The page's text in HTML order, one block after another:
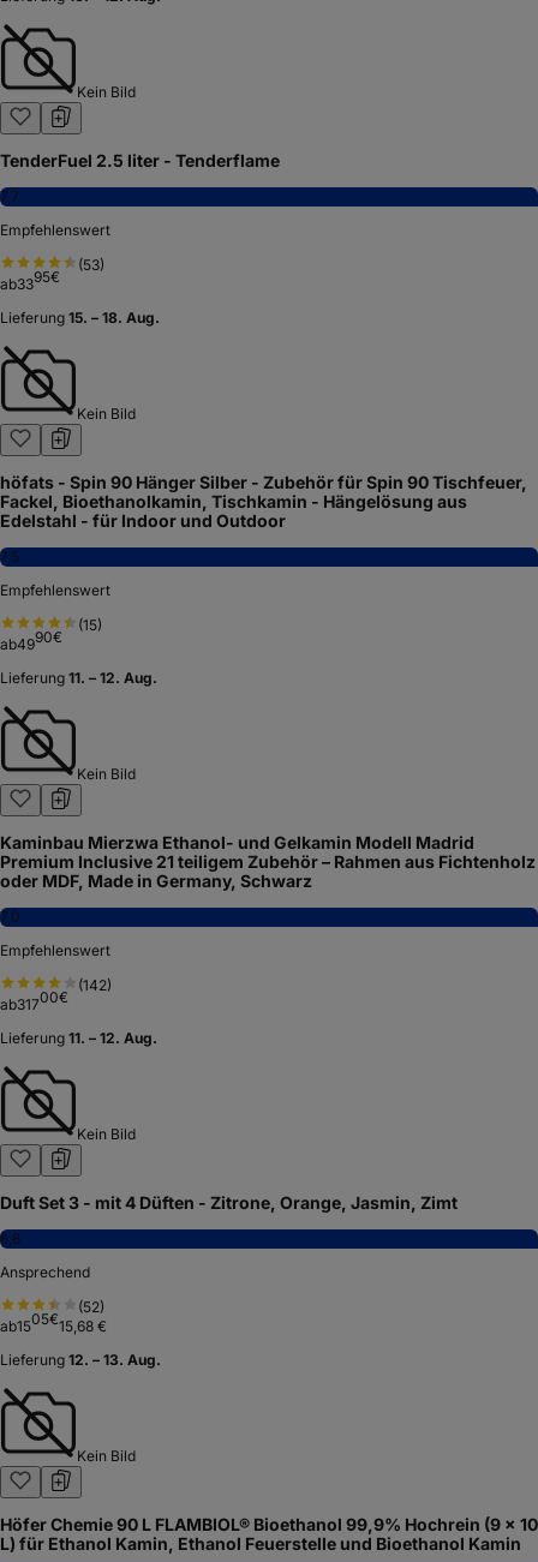
Kein Bild
TenderFuel 2.5 liter - Tenderflame
7,7
Empfehlenswert
(53)
ab3395€
Lieferung 15. – 18. Aug.
Kein Bild
höfats - Spin 90 Hänger Silber - Zubehör für Spin 90 Tischfeuer,
Fackel, Bioethanolkamin, Tischkamin - Hängelösung aus
Edelstahl - für Indoor und Outdoor
7,5
Empfehlenswert
(15)
ab4990€
Lieferung 11. – 12. Aug.
Kein Bild
Kaminbau Mierzwa Ethanol- und Gelkamin Modell Madrid
Premium Inclusive 21 teiligem Zubehör – Rahmen aus Fichtenholz
oder MDF, Made in Germany, Schwarz
7,0
Empfehlenswert
(142)
ab31700€
Lieferung 11. – 12. Aug.
Kein Bild
Duft Set 3 - mit 4 Düften - Zitrone, Orange, Jasmin, Zimt
6,8
Ansprechend
(52)
ab1505€15,68 €
Lieferung 12. – 13. Aug.
Kein Bild
Höfer Chemie 90 L FLAMBIOL® Bioethanol 99,9% Hochrein (9 x 10
L) für Ethanol Kamin, Ethanol Feuerstelle und Bioethanol Kamin